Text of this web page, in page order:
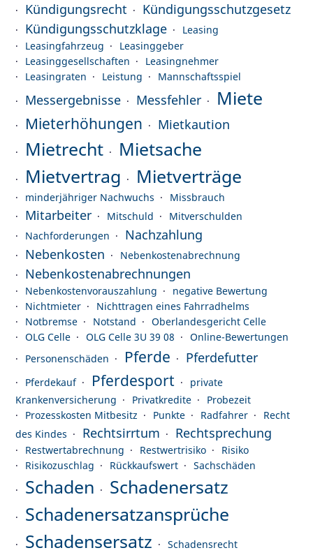
Kündigungsrecht
Kündigungsschutzgesetz
Kündigungsschutzklage
Leasing
Leasingfahrzeug
Leasinggeber
Leasinggesellschaften
Leasingnehmer
Leasingraten
Leistung Mannschaftsspiel
Messergebnisse Messfehler Miete
Mieterhöhungen Mietkaution
Mietrecht
Mietsache
Mietvertrag
Mietverträge
minderjähriger Nachwuchs Missbrauch
Mitarbeiter Mitschuld
Mitverschulden
Nachforderungen
Nachzahlung
Nebenkosten
Nebenkostenabrechnung
Nebenkostenabrechnungen
Nebenkostenvorauszahlung
negative Bewertung
Nichtmieter
Nichttragen eines Fahrradhelms
Notbremse
Notstand
Oberlandesgericht Celle
OLG Celle
OLG Celle 3U 39 08
Online-Bewertungen
Personenschäden
Pferde Pferdefutter
Pferdekauf Pferdesport
private
Krankenversicherung
Privatkredite
Probezeit
Prozesskosten Mitbesitz
Punkte Radfahrer
Recht
des Kindes
Rechtsirrtum Rechtsprechung
Restwertabrechnung Restwertrisiko
Risiko
Risikozuschlag
Rückkaufswert Sachschäden
Schaden
Schadenersatz
Schadenersatzansprüche
Schadensersatz
Schadensrecht